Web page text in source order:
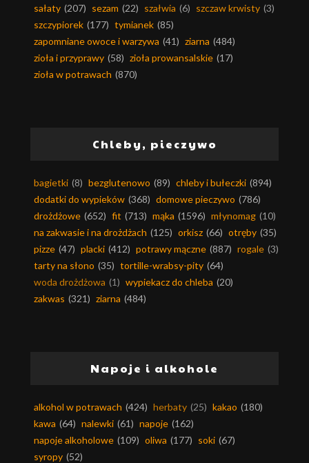
sałaty (207) sezam (22) szałwia (6) szczaw krwisty (3)
szczypiorek (177) tymianek (85)
zapomniane owoce i warzywa (41) ziarna (484)
zioła i przyprawy (58) zioła prowansalskie (17)
zioła w potrawach (870)
Chleby, pieczywo
bagietki (8) bezglutenowo (89) chleby i bułeczki (894)
dodatki do wypieków (368) domowe pieczywo (786)
drożdżowe (652) fit (713) mąka (1596) młynomag (10)
na zakwasie i na drożdżach (125) orkisz (66) otręby (35)
pizze (47) placki (412) potrawy mączne (887) rogale (3)
tarty na słono (35) tortille-wrabsy-pity (64)
woda drożdżowa (1) wypiekacz do chleba (20)
zakwas (321) ziarna (484)
Napoje i alkohole
alkohol w potrawach (424) herbaty (25) kakao (180)
kawa (64) nalewki (61) napoje (162)
napoje alkoholowe (109) oliwa (177) soki (67)
syropy (52)